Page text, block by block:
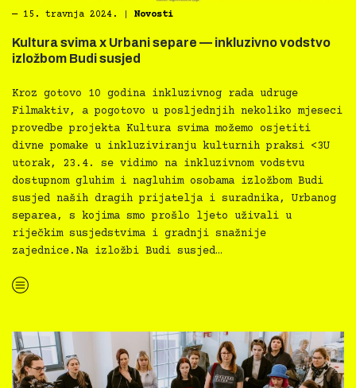
― 15. travnja 2024. Novosti
Kultura svima x Urbani separe — inkluzivno vodstvo
izložbom Budi susjed
Kroz gotovo 10 godina inkluzivnog rada udruge
Filmaktiv, a pogotovo u posljednjih nekoliko mjeseci
provedbe projekta Kultura svima možemo osjetiti
divne pomake u inkluziviranju kulturnih praksi <3U
utorak, 23.4. se vidimo na inkluzivnom vodstvu
dostupnom gluhim i nagluhim osobama izložbom Budi
susjed naših dragih prijatelja i suradnika, Urbanog
separea, s kojima smo prošlo ljeto uživali u
riječkim susjedstvima i gradnji snažnije
zajednice.Na izložbi Budi susjed…
“Kultura svima x Urbani separe — inkluzivno vodstvo izložbom Budi susjed”